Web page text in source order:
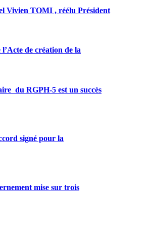
Vivien TOMI , réélu Président
de création de la
du RGPH-5 est un succès
signé pour la
mise sur trois